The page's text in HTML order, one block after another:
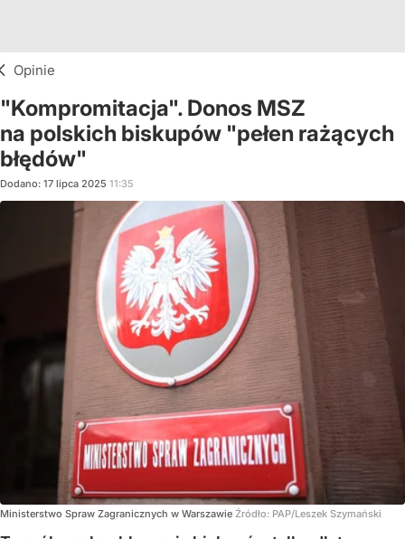
Opinie
"Kompromitacja". Donos MSZ
na polskich biskupów "pełen rażących
błędów"
Dodano: 17 lipca 2025 11:35
Ministerstwo Spraw Zagranicznych w Warszawie Źródło: PAP/Leszek Szymański